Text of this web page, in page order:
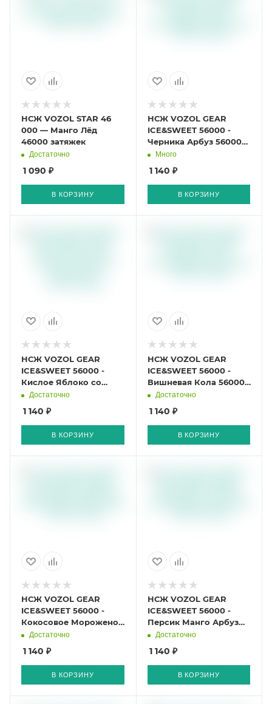
НСЖ VOZOL STAR 46
000 — Манго Лёд
46000 затяжек
Достаточно
1 090 ₽
В КОРЗИНУ
НСЖ VOZOL GEAR
ICE&SWEET 56000 -
Черника Арбуз 56000
затяжек
Много
1 140 ₽
В КОРЗИНУ
НСЖ VOZOL GEAR
ICE&SWEET 56000 -
Кислое Яблоко со
Льдом 56000 затяжек
Достаточно
1 140 ₽
В КОРЗИНУ
НСЖ VOZOL GEAR
ICE&SWEET 56000 -
Вишневая Кола 56000
затяжек
Достаточно
1 140 ₽
В КОРЗИНУ
НСЖ VOZOL GEAR
ICE&SWEET 56000 -
Кокосовое Мороженое
56000 затяжек
Достаточно
1 140 ₽
В КОРЗИНУ
НСЖ VOZOL GEAR
ICE&SWEET 56000 -
Персик Манго Арбуз
56000 затяжек
Достаточно
1 140 ₽
В КОРЗИНУ